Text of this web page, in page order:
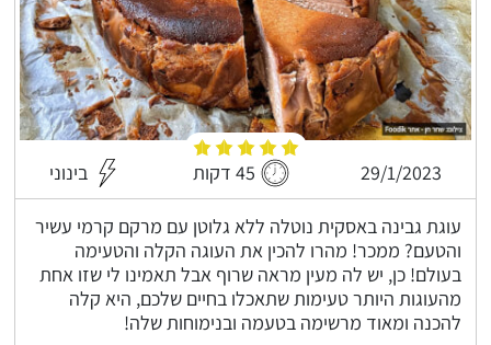
29/1/2023 45 דקות בינוני
עוגת גבינה באסקית נוטלה ללא גלוטן עם מרקם קרמי עשיר
והטעם? ממכר! מהרו להכין את העוגה הקלה והטעימה
בעולם! כן, יש לה מעין מראה שרוף אבל תאמינו לי שזו אחת
מהעוגות היותר טעימות שתאכלו בחיים שלכם, היא קלה
להכנה ומאוד מרשימה בטעמה ובנימוחות שלה!